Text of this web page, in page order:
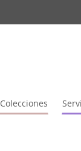
Colecciones